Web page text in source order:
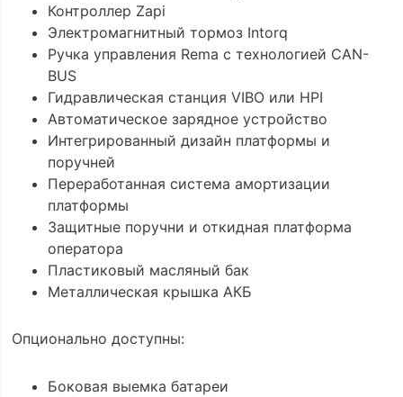
Контроллер Zapi
Электромагнитный тормоз Intorq
Ручка управления Rema с технологией CAN-
BUS
Гидравлическая станция VIBO или HPI
Автоматическое зарядное устройство
Интегрированный дизайн платформы и
поручней
Переработанная система амортизации
платформы
Защитные поручни и откидная платформа
оператора
Пластиковый масляный бак
Металлическая крышка АКБ
Опционально доступны:
Боковая выемка батареи